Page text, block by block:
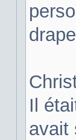
Il
avait